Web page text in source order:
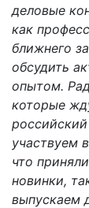
деловые
как
ближнего
обсудить
опытом.
которые
участвуем
что
новинки,
выпускаем